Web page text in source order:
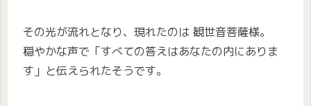
その光が流れとなり、現れたのは 観世音菩薩様。
穏やかな声で「すべての答えはあなたの内にありま
す」と伝えられたそうです。